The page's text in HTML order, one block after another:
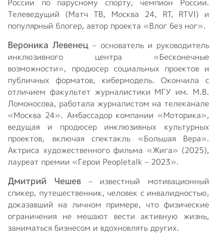
России по парусному спорту, чемпион России.
Телеведущий (Матч ТВ, Москва 24, RT, RTVI) и
популярный блогер, автор проекта «Влог без ног».
Вероника Левенец – основатель и руководитель
инклюзивного центра «Бесконечные
возможности», продюсер социальных проектов и
публичных форматов, кибермодель. Окончила с
отличием факультет журналистики МГУ им. М.В.
Ломоносова, работала журналистом на телеканале
«Москва 24». Амбассадор компании «Моторика»,
ведущая и продюсер инклюзивных культурных
проектов, включая спектакль «Большая Вера».
Актриса художественного фильма «Жига» (2025),
лауреат премии «Герои Peopletalk – 2023».
Дмитрий Чешев– известный мотивационный
спикер, путешественник, человек с инвалидностью,
доказавший на личном примере, что физические
ограничения не мешают вести активную жизнь,
заниматься бизнесом и вдохновлять других.